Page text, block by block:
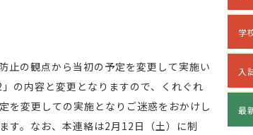
の観点から当初の予定を変更して実施い
の内容と変更となりますので、くれぐれ
を変更しての実施となりご迷惑をおかけし
す。なお、本連絡は2月12日（土）に制
学
入
最